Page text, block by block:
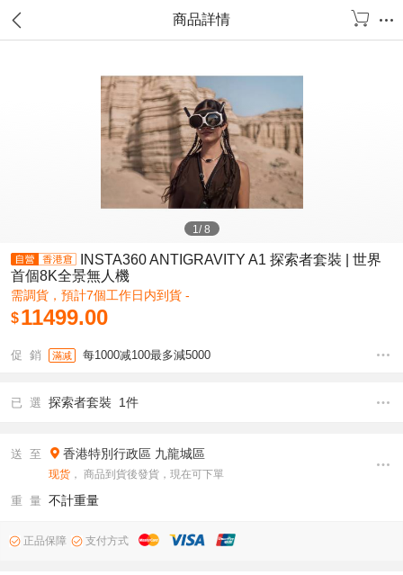
商品詳情
1/8
INSTA360 ANTIGRAVITY A1 探索者套裝 | 世界
首個8K全景無人機
需調貨，預計7個工作日内到貨 -
$11499.00
促 銷 滿减 每1000减100最多減5000
已 選 探索者套裝 1件
送 至 香港特別行政區 九龍城區
现货 ， 商品到貨後發貨，現在可下單
重 量 不計重量
正品保障 支付方式